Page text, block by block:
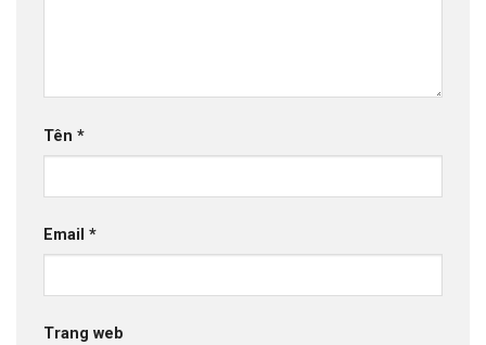
Tên *
Email *
Trang web